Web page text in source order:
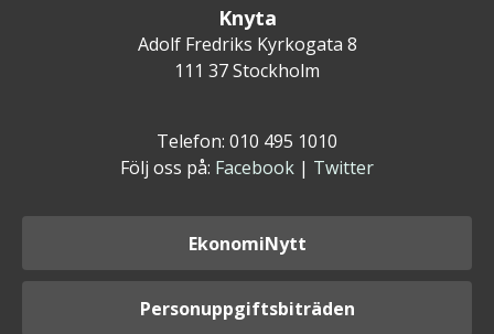
Knyta
Adolf Fredriks Kyrkogata 8
111 37 Stockholm
Telefon: 010 495 1010
Följ oss på: Facebook | Twitter
EkonomiNytt
Personuppgiftsbiträden